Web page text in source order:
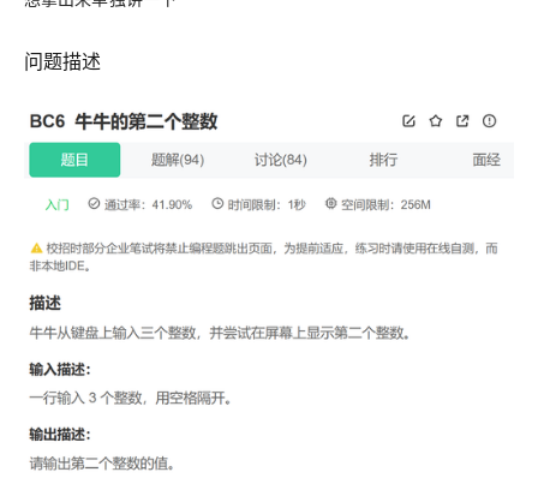
问题描述